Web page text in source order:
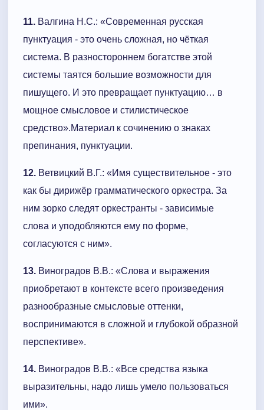
11. Валгина Н.С.: «Современная русская
пунктуация - это очень сложная, но чёткая
система. В разностороннем богатстве этой
системы таятся большие возможности для
пишущего. И это превращает пунктуацию… в
мощное смысловое и стилистическое
средство».Материал к сочинению о знаках
препинания, пунктуации.
12. Ветвицкий В.Г.: «Имя существительное - это
как бы дирижёр грамматического оркестра. За
ним зорко следят оркестранты - зависимые
слова и уподобляются ему по форме,
согласуются с ним».
13. Виноградов В.В.: «Слова и выражения
приобретают в контексте всего произведения
разнообразные смысловые оттенки,
воспринимаются в сложной и глубокой образной
перспективе».
14. Виноградов В.В.: «Все средства языка
выразительны, надо лишь умело пользоваться
ими».